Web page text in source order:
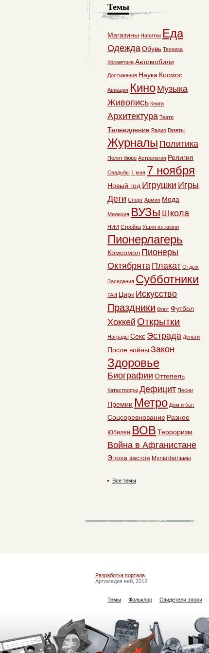
Темы
Магазины Напитки Еда
ОдеждаОбувь Техника
Косметика Автомобили
Достижения Наука Космос
Авиация Кино Музыка
Живопись Книги
Архитектура Театр
Телевидение Радио Газеты
Журналы Политика
Полит бюро Астрология Религия
Свадьбы 1 мая 7 ноября
Новый год Игрушки Игры
Дети Спорт Армия Мода
Милиция ВУЗы Школа
НИИ Стройка Ушли из жизни
Пионерлагерь
Комсомол Пионеры
Октябрята Плакат Отдых
Заседания Субботники
ГАИ Цирк Искусство
Праздники Флот Футбол
Хоккей Открытки
Награды Секс Эстрада Деньги
После войны Закон
Здоровье
Биографии Оттепель
Катастрофы Дефицит Песни
Премии Метро Дом и быт
Соцсоревнование Разное
Юбилеи ВОВ Терроризм
Война в Афганистане
Эпоха застоя Мультфильмы
Все темы
Разработка портала
Артимедия веб, 2012
Темы Фольклор Свидетели эпохи